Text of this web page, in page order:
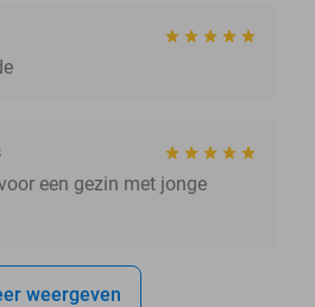
een gezin met jonge
weergeven